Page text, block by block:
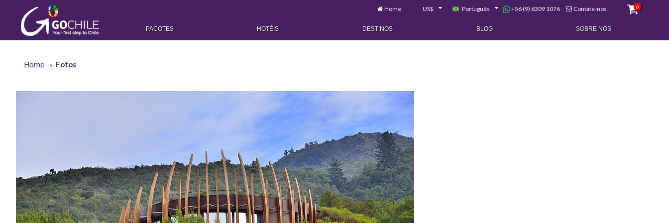
Home US$ Português +56 (9) 6309 1076 Contate-nos 0
PACOTES HOTÉIS DESTINOS BLOG SOBRE NÓS
Home Fotos